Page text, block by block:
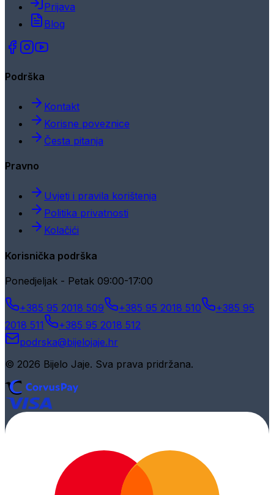
Prijava
Blog
Podrška
Kontakt
Korisne poveznice
Česta pitanja
Pravno
Uvjeti i pravila korištenja
Politika privatnosti
Kolačići
Korisnička podrška
Ponedjeljak - Petak 09:00-17:00
+385 95 2018 509 +385 95 2018 510
+385 95
2018 511
+385 95 2018 512
podrska@bijelojaje.hr
© 2026 Bijelo Jaje. Sva prava pridržana.